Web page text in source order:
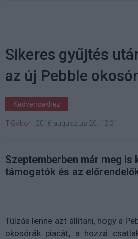
Sikeres gyűjtés
az új Pebble
Kedvencekhez
T.Gábor 2016 augusztus 20. 12:31
Szeptemberben már meg is
támogatók és az
Túlzás lenne azt állítani, hogy a
okosórák piacát, a hozzá